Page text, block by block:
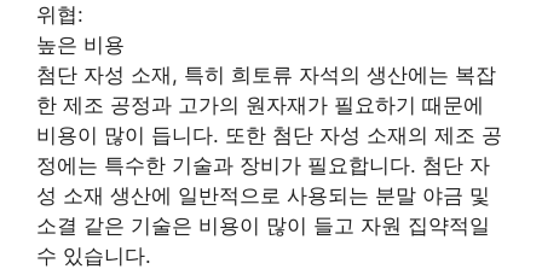
위협:
높은 비용
첨단 자성 소재, 특히 희토류 자석의 생산에는 복잡
한 제조 공정과 고가의 원자재가 필요하기 때문에
비용이 많이 듭니다. 또한 첨단 자성 소재의 제조 공
정에는 특수한 기술과 장비가 필요합니다. 첨단 자
성 소재 생산에 일반적으로 사용되는 분말 야금 및
소결 같은 기술은 비용이 많이 들고 자원 집약적일
수 있습니다.